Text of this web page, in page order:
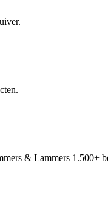
& Lammers 1.500+